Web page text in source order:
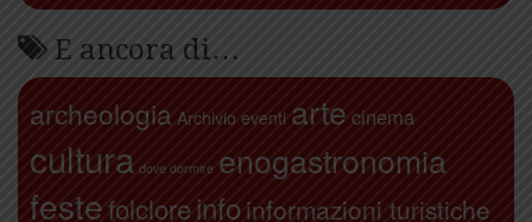
E ancora di…
archeologia Archivio eventi arte cinema
cultura dove dormire enogastronomia
festefolcloreinfo informazioni turistiche